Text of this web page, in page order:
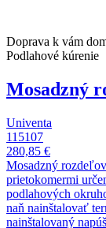
Doprava k vám
Podlahové kúrenie
Mosadzný
Univenta
115107
280,85 €
Mosadzný
prietokomermi
podlahových
naň nainštalovať
nainštalovaný